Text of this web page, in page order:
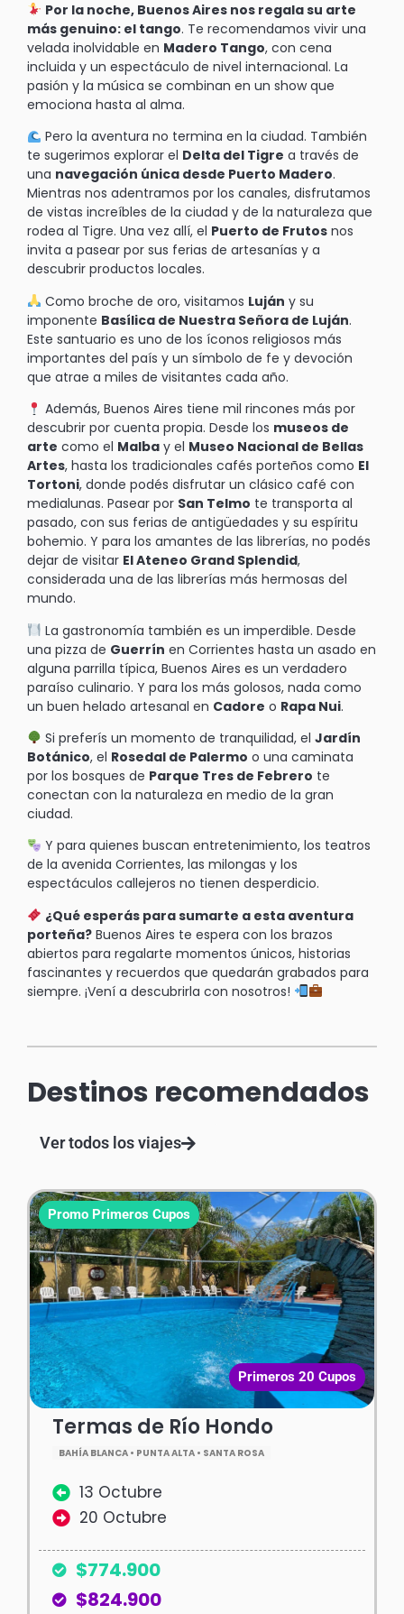
Por la noche, Buenos Aires nos regala su arte
más genuino: el tango. Te recomendamos vivir una
velada inolvidable en Madero Tango, con cena
incluida y un espectáculo de nivel internacional. La
pasión y la música se combinan en un show que
emociona hasta al alma.
Pero la aventura no termina en la ciudad. También
te sugerimos explorar el Delta del Tigre a través de
una navegación única desde Puerto Madero.
Mientras nos adentramos por los canales, disfrutamos
de vistas increíbles de la ciudad y de la naturaleza que
rodea al Tigre. Una vez allí, el Puerto de Frutos nos
invita a pasear por sus ferias de artesanías y a
descubrir productos locales.
Como broche de oro, visitamos Luján y su
imponente Basílica de Nuestra Señora de Luján.
Este santuario es uno de los íconos religiosos más
importantes del país y un símbolo de fe y devoción
que atrae a miles de visitantes cada año.
Además, Buenos Aires tiene mil rincones más por
descubrir por cuenta propia. Desde los museos de
arte como el Malba y el Museo Nacional de Bellas
Artes, hasta los tradicionales cafés porteños como El
Tortoni, donde podés disfrutar un clásico café con
medialunas. Pasear por San Telmo te transporta al
pasado, con sus ferias de antigüedades y su espíritu
bohemio. Y para los amantes de las librerías, no podés
dejar de visitar El Ateneo Grand Splendid,
considerada una de las librerías más hermosas del
mundo.
La gastronomía también es un imperdible. Desde
una pizza de Guerrín en Corrientes hasta un asado en
alguna parrilla típica, Buenos Aires es un verdadero
paraíso culinario. Y para los más golosos, nada como
un buen helado artesanal en Cadore o Rapa Nui.
Si preferís un momento de tranquilidad, el Jardín
Botánico, el Rosedal de Palermo o una caminata
por los bosques de Parque Tres de Febrero te
conectan con la naturaleza en medio de la gran
ciudad.
Y para quienes buscan entretenimiento, los teatros
de la avenida Corrientes, las milongas y los
espectáculos callejeros no tienen desperdicio.
¿Qué esperás para sumarte a esta aventura
porteña? Buenos Aires te espera con los brazos
abiertos para regalarte momentos únicos, historias
fascinantes y recuerdos que quedarán grabados para
siempre. ¡Vení a descubrirla con nosotros!
Destinos recomendados
Ver todos los viajes
Termas de Río Hondo
BAHÍA BLANCA • PUNTA ALTA • SANTA ROSA
13 Octubre
20 Octubre
$774.900
$824.900
Promo Primeros Cupos
Primeros 20 Cupos